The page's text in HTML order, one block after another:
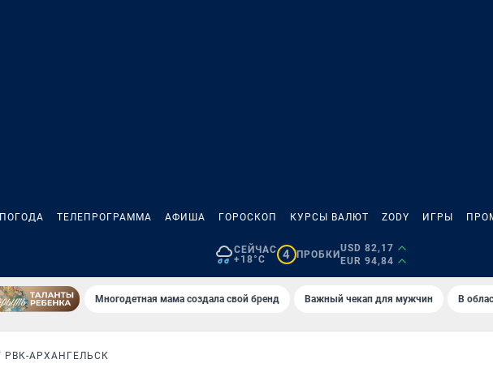
ПОГОДА ТЕЛЕПРОГРАММА АФИША ГОРОСКОП КУРСЫ ВАЛЮТ ZODY ИГРЫ
СЕЙЧАС
+18°C
4 ПРОБКИ
USD 82,17
EUR 94,84
Многодетная мама создала свой бренд Важный чекап для мужчин В
РВК-АРХАНГЕЛЬСК